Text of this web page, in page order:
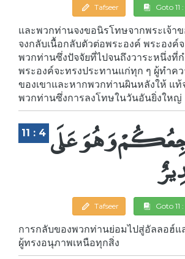
Tafseer Goto 11
และพวกท่านจงขอนิรโทษจากพระเจ้า
จงกลับเนื้อกลับตัวต่อพระองค์ พระองค์
พวกท่านซึ่งปัจจัยที่ไปจนถึงวาระหนึ่งที่
พระองค์จะทรงประทานแก่ทุก ๆ ผู้ทำค
ของเขาและหากพวกท่านผินหลังให้ แ
พวกท่านซึ่งการลงโทษในวันอันยิ่งใหญ่
11 : 4 وَهُوَ عَلَى
Tafseer Goto 11
การกลับของพวกท่านย่อมไปสู่อัลลอฮ์แ
ผู้ทรงอนุภาพเหนือทุกสิ่ง